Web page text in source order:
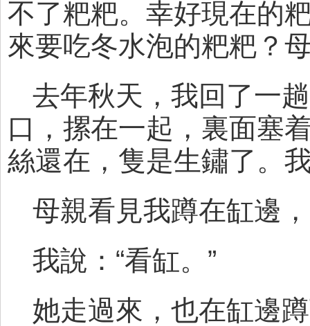
不了粑粑。幸好現在的
來要吃冬水泡的粑粑？
去年秋天，我回了一
口，摞在一起，裏面塞
絲還在，隻是生鏽了。
母親看見我蹲在缸邊
我說：“看缸。”
她走過來，也在缸邊